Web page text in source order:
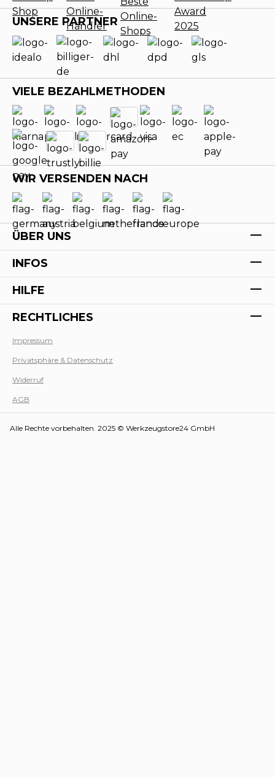
UNSERE PARTNER
VIELE BEZAHLMETHODEN
WIR VERSENDEN NACH
ÜBER UNS
INFOS
HILFE
RECHTLICHES
Impressum
Privatsphäre & Datenschutz
Widerruf
AGB
Alle Rechte vorbehalten. 2025 © Werkzeugstore24 GmbH